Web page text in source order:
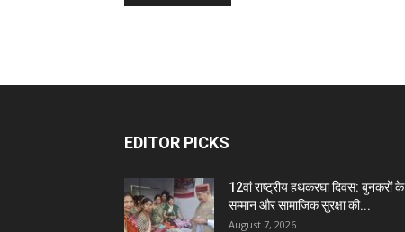
EDITOR PICKS
12वां राष्ट्रीय हथकरघा दिवस: बुनकरों के
सम्मान और सामाजिक सुरक्षा की...
August 7, 2026